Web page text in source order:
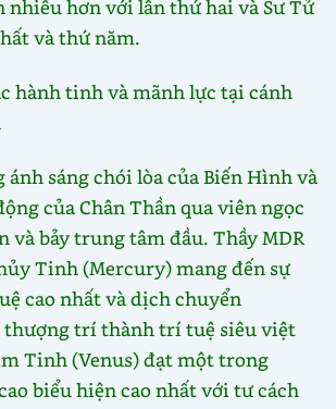
nhiều hơn với lần thứ hai và Sư Tử
và thứ năm.
hành tinh và mãnh lực tại cánh
ánh sáng chói lòa của Biến Hình và
của Chân Thần qua viên ngọc
và bảy trung tâm đầu. Thầy MDR
Tinh (Mercury) mang đến sự
cao nhất và dịch chuyển
trí thành trí tuệ siêu việt
Tinh (Venus) đạt một trong
biểu hiện cao nhất với tư cách